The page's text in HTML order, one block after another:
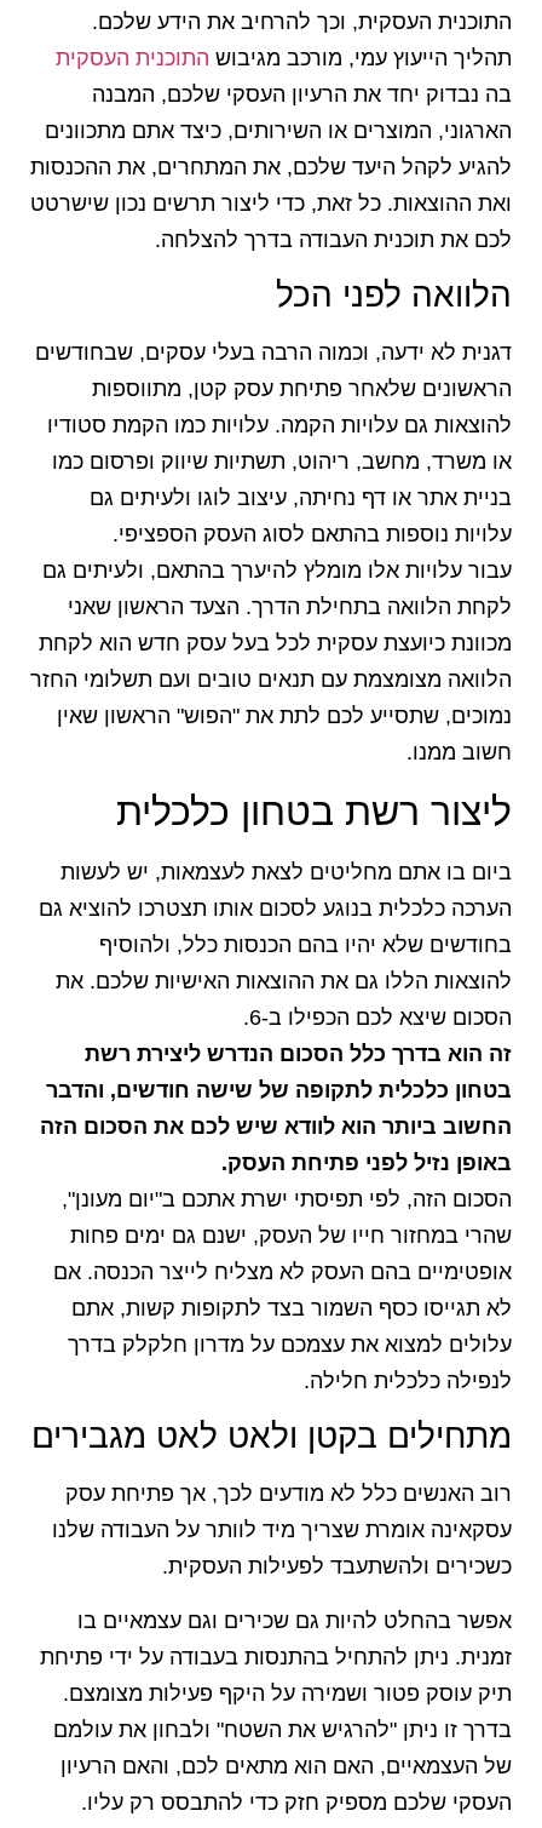
התוכנית העסקית, וכך להרחיב את הידע שלכם.
תהליך הייעוץ עמי, מורכב מגיבוש התוכנית העסקית
בה נבדוק יחד את הרעיון העסקי שלכם, המבנה
הארגוני, המוצרים או השירותים, כיצד אתם מתכוונים
להגיע לקהל היעד שלכם, את המתחרים, את ההכנסות
ואת ההוצאות. כל זאת, כדי ליצור תרשים נכון שישרטט
לכם את תוכנית העבודה בדרך להצלחה.
הלוואה לפני הכל
דגנית לא ידעה, וכמוה הרבה בעלי עסקים, שבחודשים
הראשונים שלאחר פתיחת עסק קטן, מתווספות
להוצאות גם עלויות הקמה. עלויות כמו הקמת סטודיו
או משרד, מחשב, ריהוט, תשתיות שיווק ופרסום כמו
בניית אתר או דף נחיתה, עיצוב לוגו ולעיתים גם
עלויות נוספות בהתאם לסוג העסק הספציפי.
עבור עלויות אלו מומלץ להיערך בהתאם, ולעיתים גם
לקחת הלוואה בתחילת הדרך. הצעד הראשון שאני
מכוונת כיועצת עסקית לכל בעל עסק חדש הוא לקחת
הלוואה מצומצמת עם תנאים טובים ועם תשלומי החזר
נמוכים, שתסייע לכם לתת את "הפוש" הראשון שאין
חשוב ממנו.
ליצור רשת בטחון כלכלית
ביום בו אתם מחליטים לצאת לעצמאות, יש לעשות
הערכה כלכלית בנוגע לסכום אותו תצטרכו להוציא גם
בחודשים שלא יהיו בהם הכנסות כלל, ולהוסיף
להוצאות הללו גם את ההוצאות האישיות שלכם. את
הסכום שיצא לכם הכפילו ב-6.
זה הוא בדרך כלל הסכום הנדרש ליצירת רשת
בטחון כלכלית לתקופה של שישה חודשים, והדבר
החשוב ביותר הוא לוודא שיש לכם את הסכום הזה
באופן נזיל לפני פתיחת העסק.
הסכום הזה, לפי תפיסתי ישרת אתכם ב"יום מעונן",
שהרי במחזור חייו של העסק, ישנם גם ימים פחות
אופטימיים בהם העסק לא מצליח לייצר הכנסה. אם
לא תגייסו כסף השמור בצד לתקופות קשות, אתם
עלולים למצוא את עצמכם על מדרון חלקלק בדרך
לנפילה כלכלית חלילה.
מתחילים בקטן ולאט לאט מגבירים
רוב האנשים כלל לא מודעים לכך, אך פתיחת עסק
עסקאינה אומרת שצריך מיד לוותר על העבודה שלנו
כשכירים ולהשתעבד לפעילות העסקית.
אפשר בהחלט להיות גם שכירים וגם עצמאיים בו
זמנית. ניתן להתחיל בהתנסות בעבודה על ידי פתיחת
תיק עוסק פטור ושמירה על היקף פעילות מצומצם.
בדרך זו ניתן "להרגיש את השטח" ולבחון את עולמם
של העצמאיים, האם הוא מתאים לכם, והאם הרעיון
העסקי שלכם מספיק חזק כדי להתבסס רק עליו.